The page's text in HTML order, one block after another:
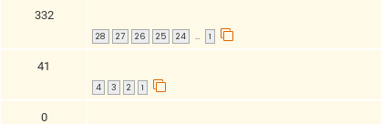
1
…
24
25
26
27
28
332
1
2
3
4
41
0